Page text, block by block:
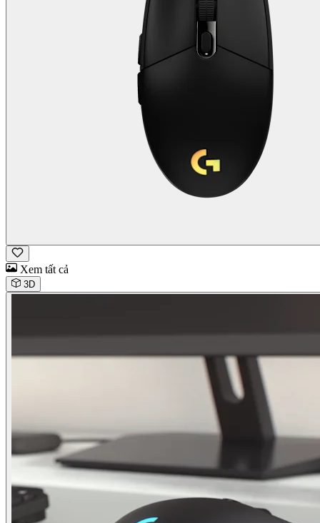
Xem tất cả
3D